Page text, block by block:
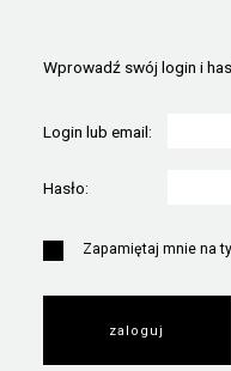
Wprowadź swój login i
Login lub email:
Hasło:
Zapamiętaj mnie na